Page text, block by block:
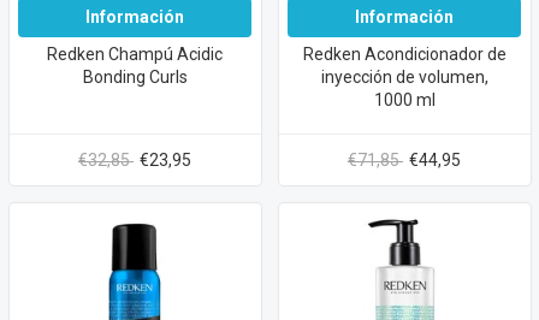
Información
Redken Champú Acidic
Bonding Curls
€32,85 €23,95
Información
Redken Acondicionador de
inyección de volumen,
1000 ml
€71,85 €44,95